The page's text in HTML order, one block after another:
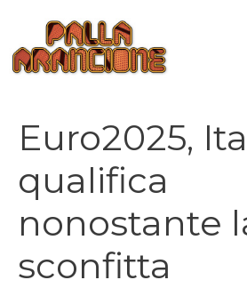
contenuto
Euro2025,
qualifica
nonostante
sconfitta